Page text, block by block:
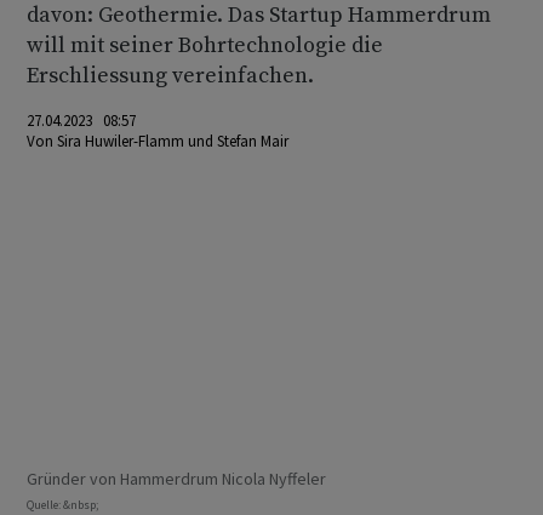
davon: Geothermie. Das Startup Hammerdrum
will mit seiner Bohrtechnologie die
Erschliessung vereinfachen.
27.04.2023 08:57
Von Sira Huwiler-Flamm und Stefan Mair
Gründer von Hammerdrum Nicola Nyffeler
Quelle: &nbsp;